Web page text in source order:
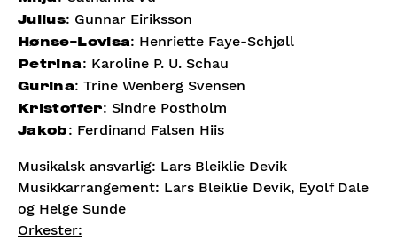
Julius: Gunnar Eiriksson
Hønse-Lovisa: Henriette Faye-Schjøll
Petrina : Karoline P. U. Schau
Gurina: Trine Wenberg Svensen
Kristoffer: Sindre Postholm
Jakob : Ferdinand Falsen Hiis
Musikalsk ansvarlig: Lars Bleiklie Devik
Musikkarrangement: Lars Bleiklie Devik, Eyolf Dale
og Helge Sunde
Orkester: